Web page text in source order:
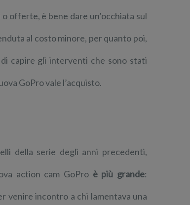
offerte, è bene dare un’occhiata sul
al costo minore, per quanto poi,
capire gli interventi che sono stati
GoPro vale l’acquisto.
della serie degli anni precedenti,
action cam GoPro è più grande:
venire incontro a chi lamentava una